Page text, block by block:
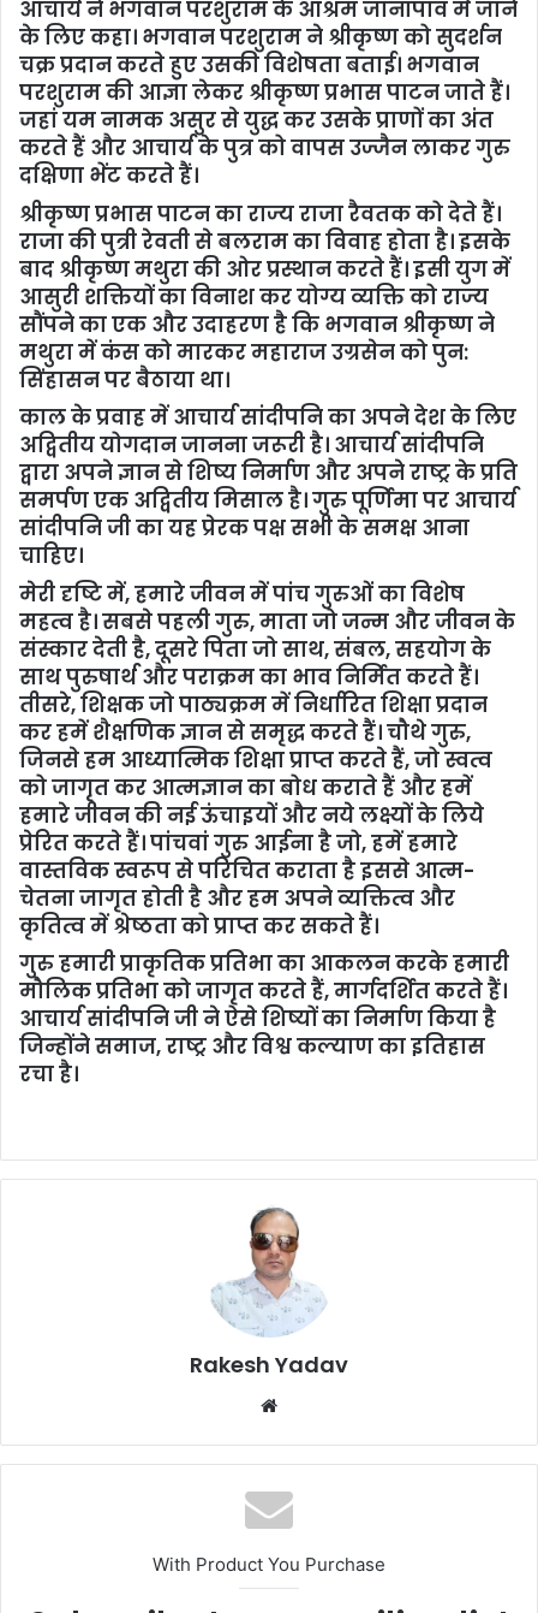
आचार्य ने भगवान परशुराम के आश्रम जानापाव में जाने
के लिए कहा। भगवान परशुराम ने श्रीकृष्ण को सुदर्शन
चक्र प्रदान करते हुए उसकी विशेषता बताई। भगवान
परशुराम की आज्ञा लेकर श्रीकृष्ण प्रभास पाटन जाते हैं।
जहां यम नामक असुर से युद्ध कर उसके प्राणों का अंत
करते हैं और आचार्य के पुत्र को वापस उज्जैन लाकर गुरु
दक्षिणा भेंट करते हैं।
श्रीकृष्ण प्रभास पाटन का राज्य राजा रैवतक को देते हैं।
राजा की पुत्री रेवती से बलराम का विवाह होता है। इसके
बाद श्रीकृष्ण मथुरा की ओर प्रस्थान करते हैं। इसी युग में
आसुरी शक्तियों का विनाश कर योग्य व्यक्ति को राज्य
सौंपने का एक और उदाहरण है कि भगवान श्रीकृष्ण ने
मथुरा में कंस को मारकर महाराज उग्रसेन को पुन:
सिंहासन पर बैठाया था।
काल के प्रवाह में आचार्य सांदीपनि का अपने देश के लिए
अद्वितीय योगदान जानना जरूरी है। आचार्य सांदीपनि
द्वारा अपने ज्ञान से शिष्य निर्माण और अपने राष्ट्र के प्रति
समर्पण एक अद्वितीय मिसाल है। गुरु पूर्णिमा पर आचार्य
सांदीपनि जी का यह प्रेरक पक्ष सभी के समक्ष आना
चाहिए।
मेरी दृष्टि में, हमारे जीवन में पांच गुरुओं का विशेष
महत्व है। सबसे पहली गुरु, माता जो जन्म और जीवन के
संस्कार देती है, दूसरे पिता जो साथ, संबल, सहयोग के
साथ पुरुषार्थ और पराक्रम का भाव निर्मित करते हैं।
तीसरे, शिक्षक जो पाठ्यक्रम में निर्धारित शिक्षा प्रदान
कर हमें शैक्षणिक ज्ञान से समृद्ध करते हैं। चौथे गुरु,
जिनसे हम आध्यात्मिक शिक्षा प्राप्त करते हैं, जो स्वत्व
को जागृत कर आत्मज्ञान का बोध कराते हैं और हमें
हमारे जीवन की नई ऊंचाइयों और नये लक्ष्यों के लिये
प्रेरित करते हैं। पांचवां गुरु आईना है जो, हमें हमारे
वास्तविक स्वरूप से परिचित कराता है इससे आत्म-
चेतना जागृत होती है और हम अपने व्यक्तित्व और
कृतित्व में श्रेष्ठता को प्राप्त कर सकते हैं।
गुरु हमारी प्राकृतिक प्रतिभा का आकलन करके हमारी
मौलिक प्रतिभा को जागृत करते हैं, मार्गदर्शित करते हैं।
आचार्य सांदीपनि जी ने ऐसे शिष्यों का निर्माण किया है
जिन्होंने समाज, राष्ट्र और विश्व कल्याण का इतिहास
रचा है।
Rakesh Yadav
b
s
i
e
With Product You Purchase